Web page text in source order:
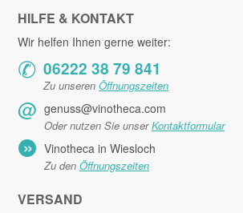
HILFE & KONTAKT
Wir helfen Ihnen gerne weiter:
✆ 06222 38 79 841
Zu unseren Öffnungszeiten
@ genuss@vinotheca.com
Oder nutzen Sie unserKontaktformular
» Vinotheca in Wiesloch
Zu den Öffnungszeiten
VERSAND